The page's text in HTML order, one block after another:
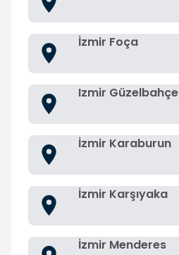
İzmir Foça
Izmir Güzelbahçe
İzmir Karaburun
İzmir Karşıyaka
İzmir Menderes